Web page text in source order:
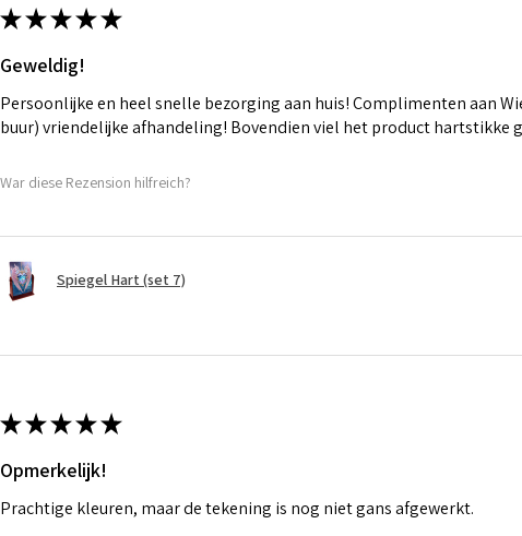
★★★★★
Geweldig!
Persoonlijke en heel snelle bezorging aan huis! Complimenten aan
buur) vriendelijke afhandeling! Bovendien viel het product hartstikke
War diese Rezension hilfreich?
Spiegel Hart (set 7)
★★★★★
Opmerkelijk!
Prachtige kleuren, maar de tekening is nog niet gans afgewerkt.